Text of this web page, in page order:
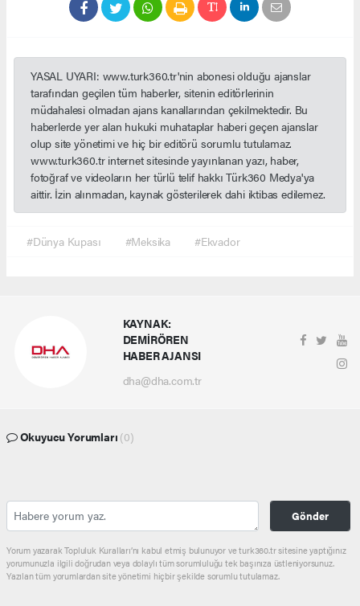
YASAL UYARI: www.turk360.tr'nin abonesi olduğu ajanslar
tarafından geçilen tüm haberler, sitenin editörlerinin
müdahalesi olmadan ajans kanallarından çekilmektedir. Bu
haberlerde yer alan hukuki muhataplar haberi geçen ajanslar
olup site yönetimi ve hiç bir editörü sorumlu tutulamaz.
www.turk360.tr internet sitesinde yayınlanan yazı, haber,
fotoğraf ve videoların her türlü telif hakkı Türk360 Medya'ya
aittir. İzin alınmadan, kaynak gösterilerek dahi iktibas edilemez.
#Dünya Kupası #Meksika #Ekvador
KAYNAK:
DEMİRÖREN
HABER AJANSI
dha@dha.com.tr
Okuyucu Yorumları (0)
Gönder
Yorum yazarak Topluluk Kuralları’nı kabul etmiş bulunuyor ve turk360.tr sitesine yaptığınız
yorumunuzla ilgili doğrudan veya dolaylı tüm sorumluluğu tek başınıza üstleniyorsunuz.
Yazılan tüm yorumlardan site yönetimi hiçbir şekilde sorumlu tutulamaz.